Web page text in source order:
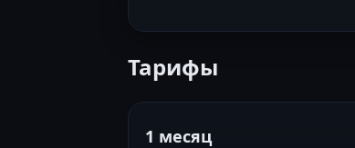
Тарифы
1 месяц